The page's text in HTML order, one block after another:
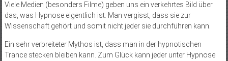
Viele Medien (besonders Filme) geben uns ein verkehrtes Bild über
das, was Hypnose eigentlich ist. Man vergisst, dass sie zur
Wissenschaft gehört und somit nicht jeder sie durchführen kann.
Ein sehr verbreiteter Mythos ist, dass man in der hypnotischen
Trance stecken bleiben kann. Zum Glück kann jeder unter Hypnose